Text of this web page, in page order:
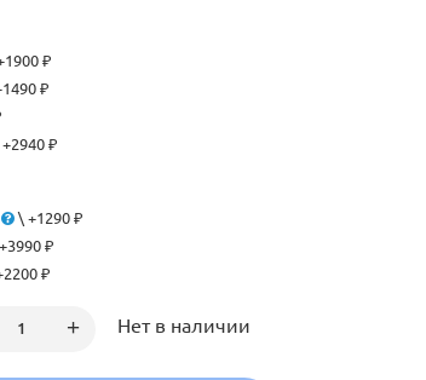
₽
₽
₽
\ +1290 ₽
₽
₽
Нет в наличии